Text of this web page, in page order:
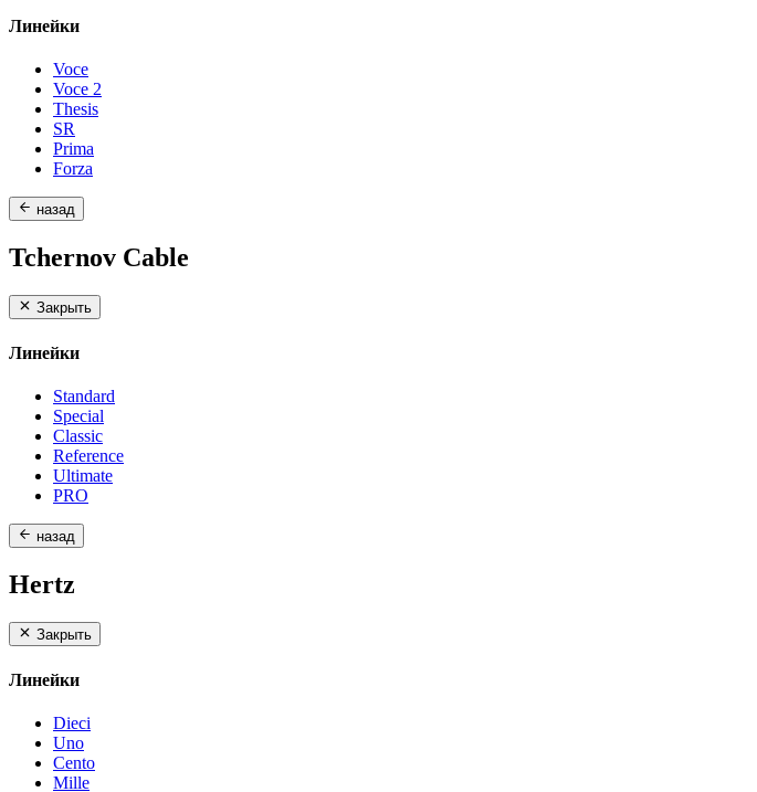
Линейки
Voce
Voce 2
Thesis
SR
Prima
Forza
назад
Tchernov Cable
Закрыть
Линейки
Standard
Special
Classic
Reference
Ultimate
PRO
назад
Hertz
Закрыть
Линейки
Dieci
Uno
Cento
Mille